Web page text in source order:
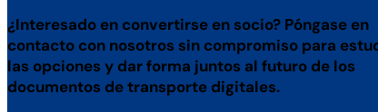
¿Interesado en convertirse en socio? Póngase en
contacto con nosotros sin compromiso para
las opciones y dar forma juntos al futuro de los
documentos de transporte digitales.